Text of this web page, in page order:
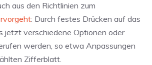
aus den Richtlinien zum
: Durch festes Drücken auf das
jetzt verschiedene Optionen oder
werden, so etwa Anpassungen
Zifferblatt.